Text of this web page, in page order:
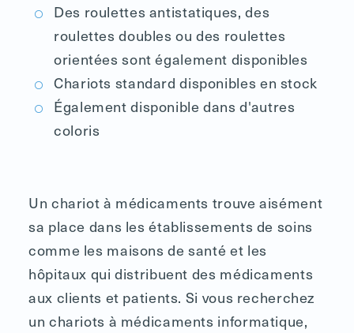
Des roulettes antistatiques, des
roulettes doubles ou des roulettes
orientées sont également disponibles
Chariots standard disponibles en stock
Également disponible dans d'autres
coloris
Un chariot à médicaments trouve aisément
sa place dans les établissements de soins
comme les maisons de santé et les
hôpitaux qui distribuent des médicaments
aux clients et patients. Si vous recherchez
un chariots à médicaments informatique,